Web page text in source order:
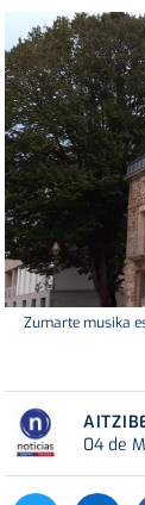
Zumarte musika
04 de